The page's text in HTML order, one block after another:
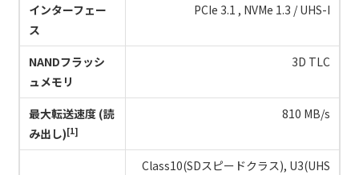
インターフェー
ス
PCIe 3.1 , NVMe 1.3 / UHS-I
NANDフラッシ
ュメモリ
3D TLC
最大転送速度 (読
み出し)[1]
810 MB/s
Class10(SDスピードクラス), U3(UHS